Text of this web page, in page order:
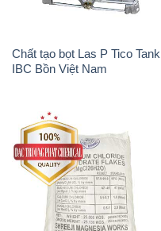
Chất tạo bọt Las P Tico Tank
IBC Bồn Việt Nam